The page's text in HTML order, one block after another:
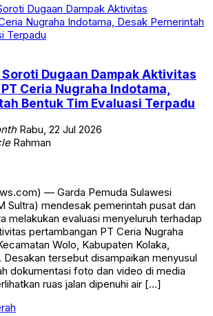
Soroti Dugaan Dampak Aktivitas
Ceria Nugraha Indotama,
Bentuk Tim Evaluasi Terpadu
Rabu, 22 Jul 2026
Rahman
— Garda Pemuda Sulawesi
Sultra) mendesak pemerintah pusat dan
melakukan evaluasi menyeluruh terhadap
pertambangan PT Ceria Nugraha
Wolo, Kabupaten Kolaka,
Desakan tersebut disampaikan menyusul
dokumentasi foto dan video di media
ruas jalan dipenuhi air […]